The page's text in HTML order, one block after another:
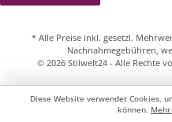
* Alle Preise inkl. gesetzl.
Nachnahmegebühren,
© 2026 Stilwelt24 - Alle Rechte
Diese Website verwendet Cookies,
können.